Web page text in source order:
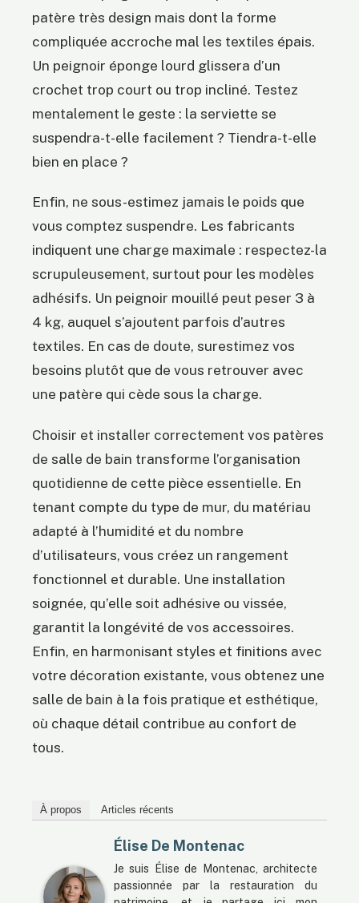
patère très design mais dont la forme
compliquée accroche mal les textiles épais.
Un peignoir éponge lourd glissera d’un
crochet trop court ou trop incliné. Testez
mentalement le geste : la serviette se
suspendra-t-elle facilement ? Tiendra-t-elle
bien en place ?
Enfin, ne sous-estimez jamais le poids que
vous comptez suspendre. Les fabricants
indiquent une charge maximale : respectez-la
scrupuleusement, surtout pour les modèles
adhésifs. Un peignoir mouillé peut peser 3 à
4 kg, auquel s’ajoutent parfois d’autres
textiles. En cas de doute, surestimez vos
besoins plutôt que de vous retrouver avec
une patère qui cède sous la charge.
Choisir et installer correctement vos patères
de salle de bain transforme l’organisation
quotidienne de cette pièce essentielle. En
tenant compte du type de mur, du matériau
adapté à l’humidité et du nombre
d’utilisateurs, vous créez un rangement
fonctionnel et durable. Une installation
soignée, qu’elle soit adhésive ou vissée,
garantit la longévité de vos accessoires.
Enfin, en harmonisant styles et finitions avec
votre décoration existante, vous obtenez une
salle de bain à la fois pratique et esthétique,
où chaque détail contribue au confort de
tous.
À propos Articles récents
Élise De Montenac
Je suis Élise de Montenac, architecte
passionnée par la restauration du